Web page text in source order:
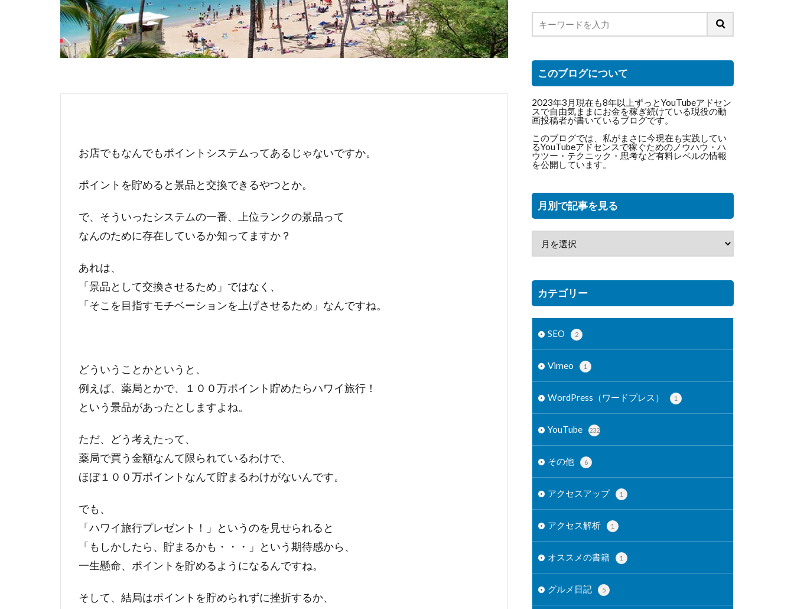
お店でもなんでもポイントシステムってあるじゃないですか。
ポイントを貯めると景品と交換できるやつとか。
で、そういったシステムの一番、上位ランクの景品って
なんのために存在しているか知ってますか？
あれは、
「景品として交換させるため」ではなく、
「そこを目指すモチベーションを上げさせるため」なんですね。
どういうことかというと、
例えば、薬局とかで、１００万ポイント貯めたらハワイ旅行！
という景品があったとしますよね。
ただ、どう考えたって、
薬局で買う金額なんて限られているわけで、
ほぼ１００万ポイントなんて貯まるわけがないんです。
でも、
「ハワイ旅行プレゼント！」というのを見せられると
「もしかしたら、貯まるかも・・・」という期待感から、
一生懸命、ポイントを貯めるようになるんですね。
そして、結局はポイントを貯められずに挫折するか、
このブログについて
2023年3月現在も8年以上ずっとYouTubeアドセン
スで自由気ままにお金を稼ぎ続けている現役の動
画投稿者が書いているブログです。
このブログでは、私がまさに今現在も実践してい
るYouTubeアドセンスで稼ぐためのノウハウ・ハ
ウツー・テクニック・思考など有料レベルの情報
を公開しています。
月別で記事を見る
カテゴリー
SEO 2
Vimeo 1
WordPress（ワードプレス） 1
YouTube 232
その他 6
アクセスアップ 1
アクセス解析 1
オススメの書籍 1
グルメ日記 5